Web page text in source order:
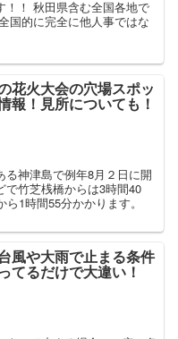
！！ 秋田県含む全国各地で
国的に完全に他人事ではな
花火大会の穴場スポッ
報！見所についても！
神津島で例年8月２日に開
で竹芝桟橋からは3時間40
1時間55分かかります。
風や大雨で止まる条件
てるだけで大違い！